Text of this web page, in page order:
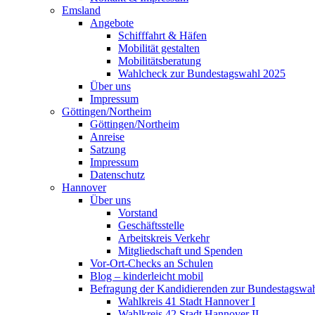
Emsland
Angebote
Schifffahrt & Häfen
Mobilität gestalten
Mobilitätsberatung
Wahlcheck zur Bundestagswahl 2025
Über uns
Impressum
Göttingen/Northeim
Göttingen/Northeim
Anreise
Satzung
Impressum
Datenschutz
Hannover
Über uns
Vorstand
Geschäftsstelle
Arbeitskreis Verkehr
Mitgliedschaft und Spenden
Vor-Ort-Checks an Schulen
Blog – kinderleicht mobil
Befragung der Kandidierenden zur
Wahlkreis 41 Stadt Hannover I